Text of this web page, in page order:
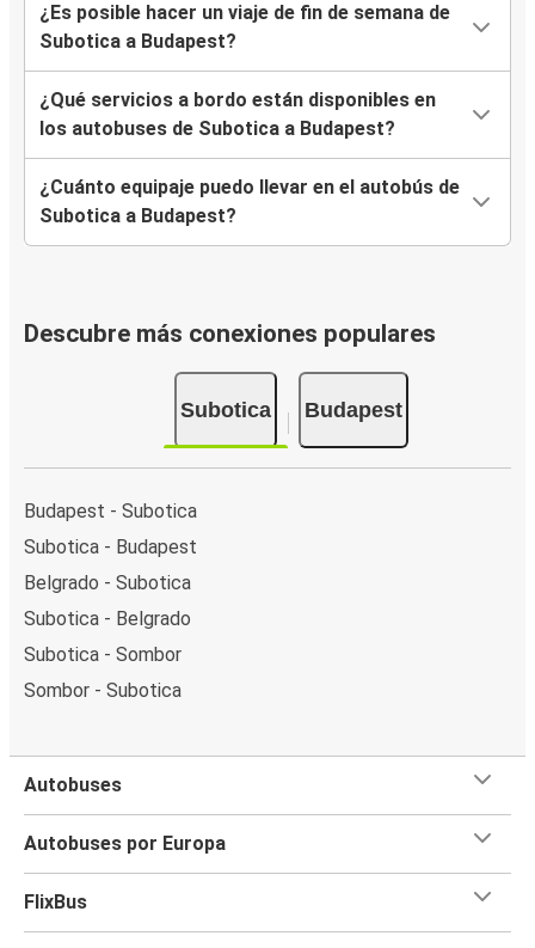
¿Es posible hacer un viaje de fin de semana de
Subotica a Budapest?
¿Qué servicios a bordo están disponibles en
los autobuses de Subotica a Budapest?
¿Cuánto equipaje puedo llevar en el autobús de
Subotica a Budapest?
Descubre más conexiones populares
Subotica Budapest
Budapest - Subotica
Subotica - Budapest
Belgrado - Subotica
Subotica - Belgrado
Subotica - Sombor
Sombor - Subotica
Autobuses
Autobuses por Europa
FlixBus